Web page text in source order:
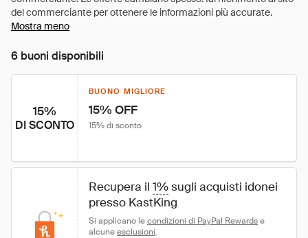
Mostra meno
6 buoni disponibili
15%
DI SCONTO
BUONO MIGLIORE
15% OFF
15% di sconto
Recupera il 1% sugli acquisti idonei
presso KastKing
Si applicano le condizioni di PayPal Rewards e
alcune esclusioni.